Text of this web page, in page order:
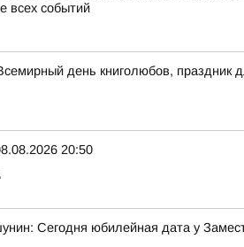
всех событий
день книголюбов, праздник
20:50
Сегодня юбилейная дата у